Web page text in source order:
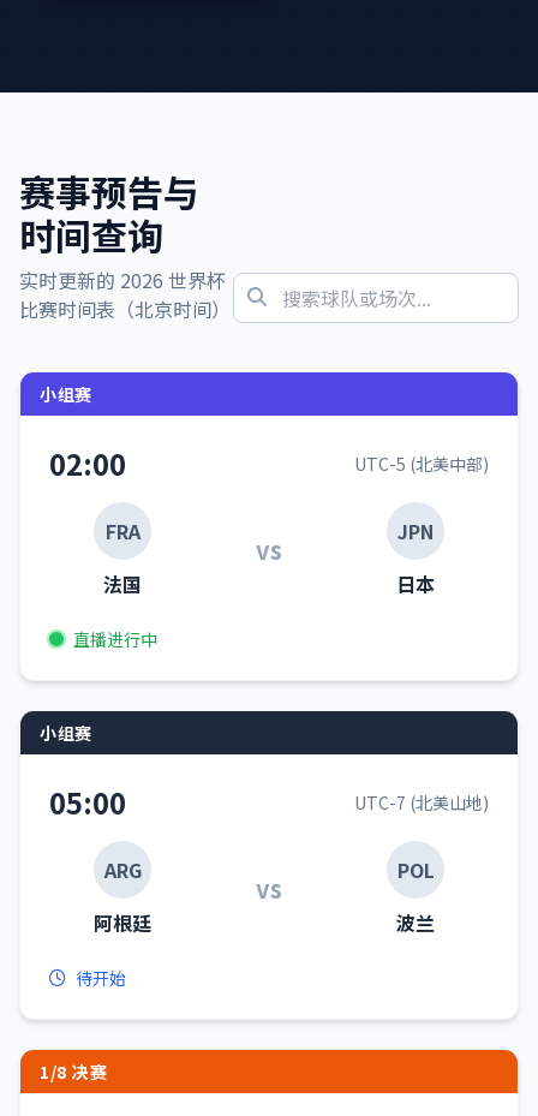
赛事预告与
时间查询
实时更新的 2026 世界杯
比赛时间表（北京时间）
小组赛
02:00 UTC-5 (北美中部)
FRA
法国
vs
JPN
日本
直播进行中
小组赛
05:00 UTC-7 (北美山地)
ARG
阿根廷
vs
POL
波兰
待开始
1/8 决赛